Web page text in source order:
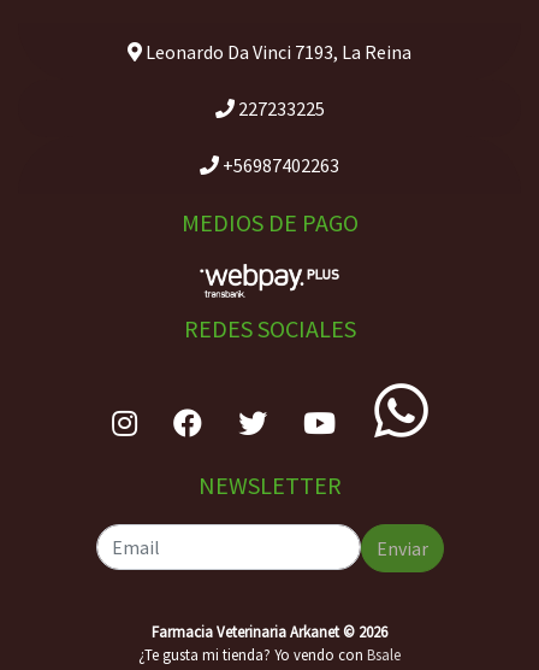
Leonardo Da Vinci 7193, La Reina
227233225
+56987402263
MEDIOS DE PAGO
REDES SOCIALES
NEWSLETTER
Enviar
Farmacia Veterinaria Arkanet © 2026
¿Te gusta mi tienda? Yo vendo con Bsale